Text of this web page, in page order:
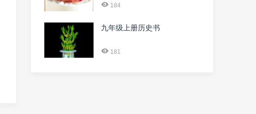
184
九年级上册历史书
181